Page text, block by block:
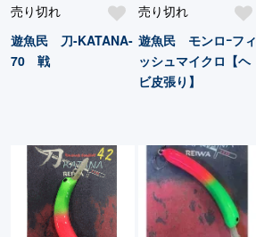
売り切れ
遊魚民 刀-KATANA-
70 戦
売り切れ
遊魚民 モンロｰフィ
ッシュマイクロ【ヘ
ビ皮張り】